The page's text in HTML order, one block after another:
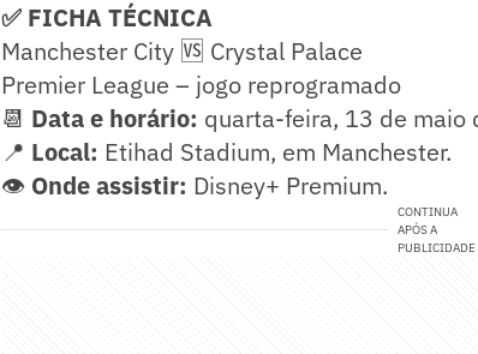
✅ FICHA TÉCNICA
Manchester City 🆚 Crystal Palace
Premier League – jogo reprogramado
📆 Data e horário: quarta-feira, 13 de maio
📍 Local: Etihad Stadium, em Manchester.
👁️ Onde assistir: Disney+ Premium.
CONTINUA
APÓS A
PUBLICIDADE